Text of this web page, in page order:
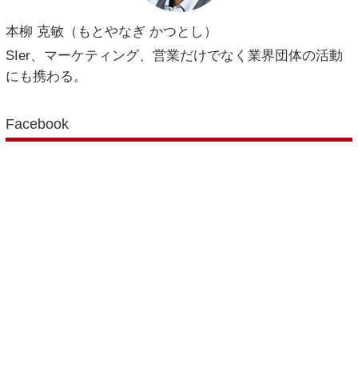
本柳 克敏（もとやなぎ かつとし）
SIer、マーケティング、営業だけでなく業界団体の活動
にも携わる。
Facebook